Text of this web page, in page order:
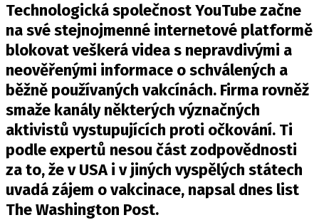
OSOBNÍ ÚDAJE / COOKIES
VOLNÁ MÍSTA
Provozovatelem serveru newsbox.cz je
INCORP MEDIA GROUP s.r.o., IČ: 118 23 054
Technologická společnost YouTube začne
na své stejnojmenné internetové platformě
blokovat veškerá videa s nepravdivými a
neověřenými informace o schválených a
běžně používaných vakcínách. Firma rovněž
smaže kanály některých význačných
aktivistů vystupujících proti očkování. Ti
podle expertů nesou část zodpovědnosti
za to, že v USA i v jiných vyspělých státech
uvadá zájem o vakcinace, napsal dnes list
The Washington Post.